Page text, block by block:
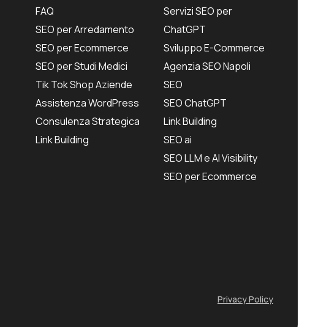
FAQ
SEO per Arredamento
SEO per Ecommerce
SEO per Studi Medici
Tik Tok Shop Aziende
Assistenza WordPress
Consulenza Strategica
Link Building
Servizi SEO per
ChatGPT
Sviluppo E-Commerce
Agenzia SEO Napoli
SEO
SEO ChatGPT
Link Building
SEO ai
SEO LLM e AI Visibility
SEO per Ecommerce
Privacy Policy